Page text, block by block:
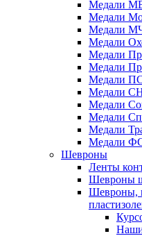
Медали
Медали
Медали
Медали
Медали
Медали
Медали
Медали
Медали
Медали
Медали
Медали
Шевроны
Ленты
Шевроны
Шевроны,